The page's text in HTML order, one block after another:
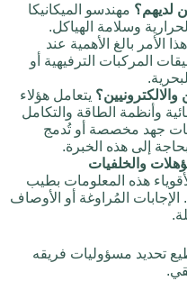
لديهم؟ مهندسو الميكانيكا
وسلامة الهياكل.
الأمر بالغ الأهمية عند
المركبات الترفيهية أو
يتعامل هؤلاء
وأنظمة الطاقة والتكامل
جهد مخصصة أو تُدمج
إلى هذه الخبرة.
والخلفيات
هذه المعلومات بطيب
المُراوغة أو الأوصاف
تحديد مسؤوليات فريقه